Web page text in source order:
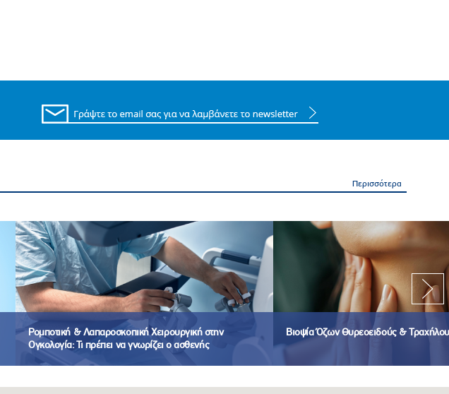
Περισσότερα
Ρομποτική & Λαπαροσκοπική Χειρουργική στην
Ογκολογία: Τι πρέπει να γνωρίζει ο ασθενής
Βιοψία Όζων Θυρεοειδούς & Τραχήλου